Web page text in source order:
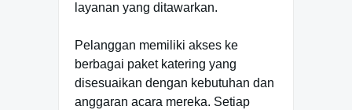
layanan yang ditawarkan.
Pelanggan memiliki akses ke
berbagai paket katering yang
disesuaikan dengan kebutuhan dan
anggaran acara mereka. Setiap